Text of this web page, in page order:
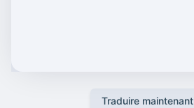
Traduire maintenant